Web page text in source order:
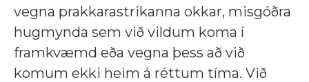
vegna prakkarastrikanna okkar, misgóðra
hugmynda sem við vildum koma í
framkvæmd eða vegna þess að við
komum ekki heim á réttum tíma. Við